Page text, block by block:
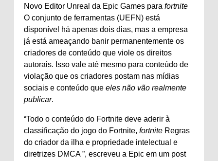
Novo Editor Unreal da Epic Games para fortnite
O conjunto de ferramentas (UEFN) está
disponível há apenas dois dias, mas a empresa
já está ameaçando banir permanentemente os
criadores de conteúdo que viole os direitos
autorais. Isso vale até mesmo para conteúdo de
violação que os criadores postam nas mídias
sociais e conteúdo que eles não vão realmente
publicar.
“Todo o conteúdo do Fortnite deve aderir à
classificação do jogo do Fortnite, fortnite Regras
do criador da ilha e propriedade intelectual e
diretrizes DMCA ”, escreveu a Epic em um post